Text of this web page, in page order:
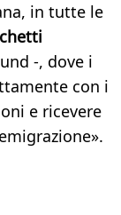
in tutte le
-, dove i
con i
e ricevere